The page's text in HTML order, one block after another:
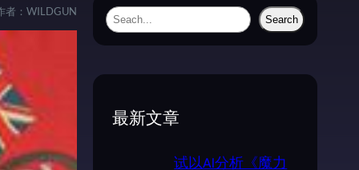
者： WILDGUN
S
e
Search
最新文章
试以AI分析《魔力